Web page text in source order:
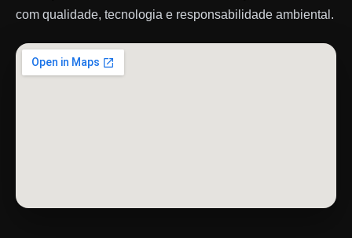
com qualidade, tecnologia e responsabilidade ambiental.